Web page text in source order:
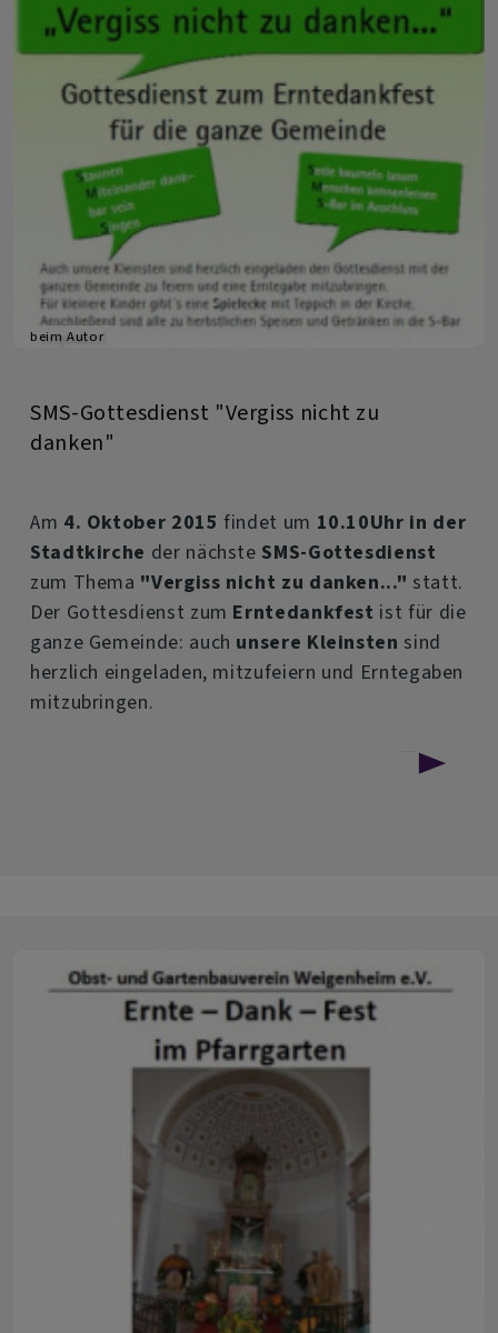
beim Autor
SMS-Gottesdienst "Vergiss nicht zu
danken"
Am 4. Oktober 2015 findet um 10.10Uhr in der
Stadtkirche der nächste SMS-Gottesdienst
zum Thema "Vergiss nicht zu danken..." statt.
Der Gottesdienst zum Erntedankfest ist für die
ganze Gemeinde: auch unsere Kleinsten sind
herzlich eingeladen, mitzufeiern und Erntegaben
mitzubringen.